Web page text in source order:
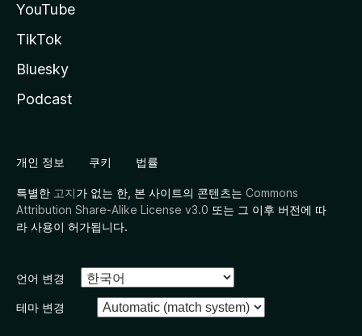
YouTube
TikTok
Bluesky
Podcast
개인 정보 쿠키 법률
특별한 고지가 없는 한, 본 사이트의 콘텐츠는 Commons
Attribution Share-Alike License v3.0 또는 그 이후 버전에 따
라 사용이 허가됩니다.
언어 변경
테마 변경